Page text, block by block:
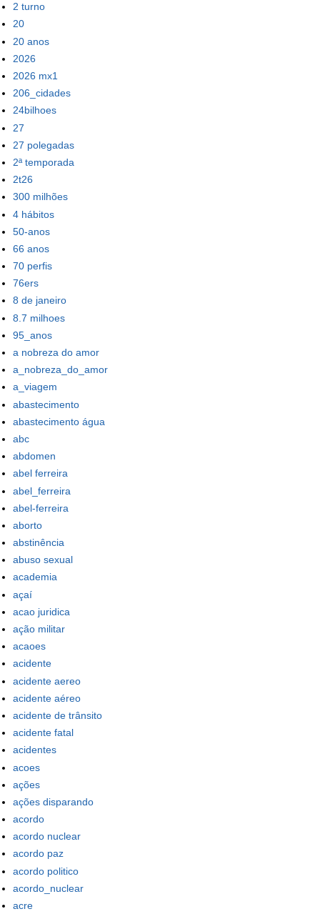
2 turno
20
20 anos
2026
2026 mx1
206_cidades
24bilhoes
27
27 polegadas
2ª temporada
2t26
300 milhões
4 hábitos
50-anos
66 anos
70 perfis
76ers
8 de janeiro
8.7 milhoes
95_anos
a nobreza do amor
a_nobreza_do_amor
a_viagem
abastecimento
abastecimento água
abc
abdomen
abel ferreira
abel_ferreira
abel-ferreira
aborto
abstinência
abuso sexual
academia
açaí
acao juridica
ação militar
acaoes
acidente
acidente aereo
acidente aéreo
acidente de trânsito
acidente fatal
acidentes
acoes
ações
ações disparando
acordo
acordo nuclear
acordo paz
acordo politico
acordo_nuclear
acre